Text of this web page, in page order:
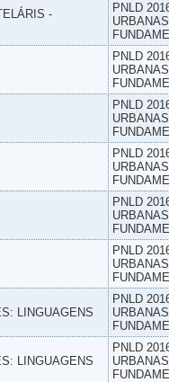
-
PNLD
PNLD
PNLD
PNLD
PNLD
PNLD
LINGUAGENS
PNLD
LINGUAGENS
PNLD